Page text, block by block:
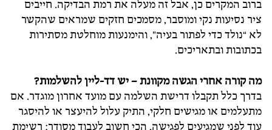
ברוב המקרים כן, אבל זה מעלה את רמת הבדיקה. חייבים
ציר נסיעות נקי ומוסבר, מסמכים חזקים שמראים שהקשר
לא “נולד כדי לפתור בעיה”, והימנעות מוחלטת מסתירות
בכתובות ובתאריכים.
מה קורה אחרי הגשה מקוונת – יש דד-ליין להשלמות?
בדרך כלל תקבלו דרישת השלמה עם מועד אחרון מוגדר. אם
מתעלמים או מגישים חלקי, התיק עלול להיעצר או להיסגר
עוד לפני שמגיעים לפגישה. הכי חשוב לעבוד מסודר: רשימת